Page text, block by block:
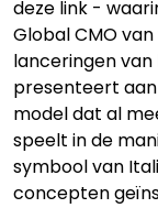
deze link -
Global CMO
lanceringen
presenteert aan
model dat al
speelt in de
symbool van
concepten